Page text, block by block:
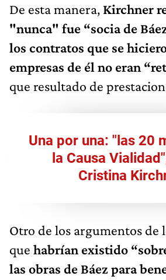
De esta manera, Kirchner
"nunca" fue “socia de
los contratos que se
empresas de él no eran
que resultado de
Una por una: "las 20
la Causa
Cristina
Otro de los argumentos de
que habrían existido
las obras de Báez para